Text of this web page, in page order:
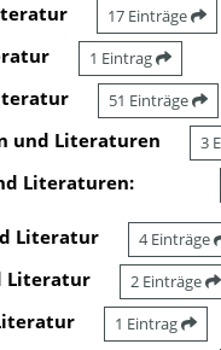
17 Einträge
1 Eintrag
51 Einträge
und Literaturen 3
Literaturen:
Literatur 4 Einträge
Literatur 2 Einträge
1 Eintrag